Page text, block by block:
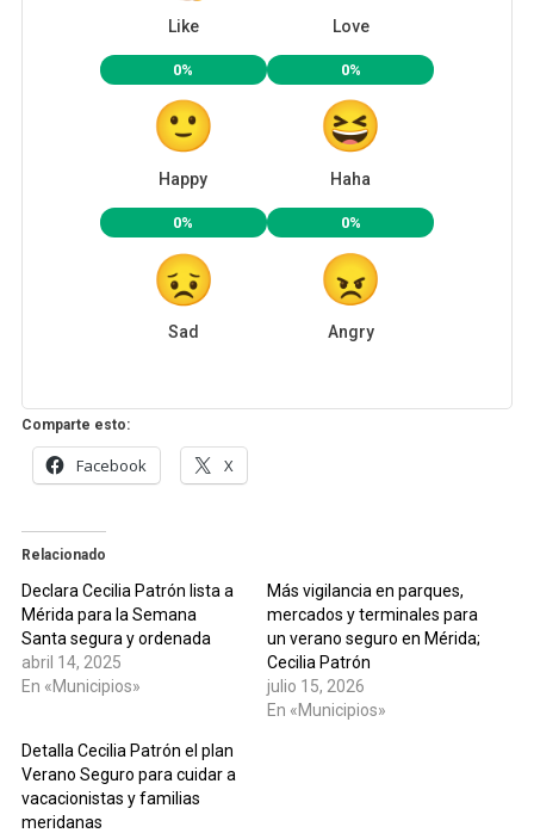
Like Love
0%
Happy
0%
Haha
0%
Sad
0%
Angry
Comparte esto:
Facebook X
Relacionado
Declara Cecilia Patrón lista a
Mérida para la Semana
Santa segura y ordenada
abril 14, 2025
En «Municipios»
Más vigilancia en parques,
mercados y terminales para
un verano seguro en Mérida;
Cecilia Patrón
julio 15, 2026
En «Municipios»
Detalla Cecilia Patrón el plan
Verano Seguro para cuidar a
vacacionistas y familias
meridanas